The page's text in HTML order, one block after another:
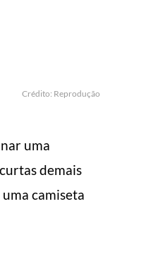
Crédito: Reprodução
uma
demais
camiseta